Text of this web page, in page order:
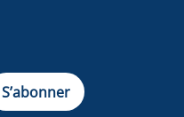
S’abonner